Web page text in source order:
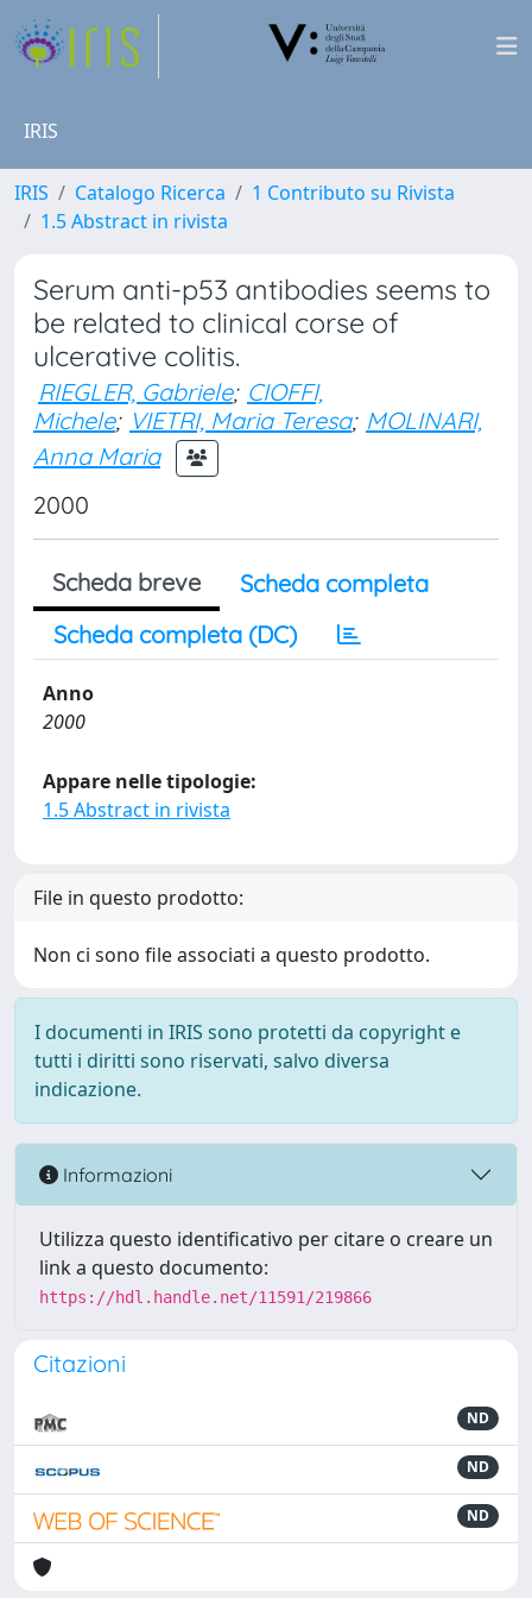
IRIS
IRIS Catalogo Ricerca
1 Contributo su Rivista
1.5 Abstract in rivista
Serum anti-p53 antibodies seems to
be related to clinical corse of
ulcerative colitis.
RIEGLER, Gabriele; CIOFFI,
Michele; VIETRI, Maria Teresa; MOLINARI,
Anna Maria
2000
Scheda breve
Scheda completa
Scheda completa (DC)
Anno
2000
Appare nelle tipologie:
1.5 Abstract in rivista
File in questo prodotto:
Non ci sono file associati a questo prodotto.
I documenti in IRIS sono protetti da copyright e
tutti i diritti sono riservati, salvo diversa
indicazione.
Informazioni
Utilizza questo identificativo per citare o creare un
link a questo documento:
https://hdl.handle.net/11591/219866
Citazioni
ND
ND
ND